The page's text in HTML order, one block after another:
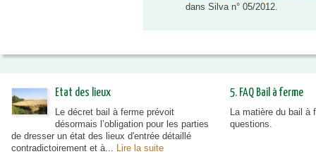
dans Silva n° 05/2012.
Etat des lieux
Le décret bail à ferme prévoit
désormais l’obligation pour les parties
de dresser un état des lieux d'entrée détaillé
contradictoirement et à...
Lire la suite
5. FAQ Bail à ferme
La matière du bail
questions.